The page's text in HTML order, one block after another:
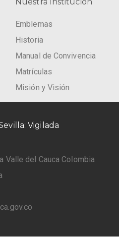
Emblemas
Historia
Manual de Convivencia
Matrículas
Misión y Visión
Vigilada
Valle del Cauca Colombia